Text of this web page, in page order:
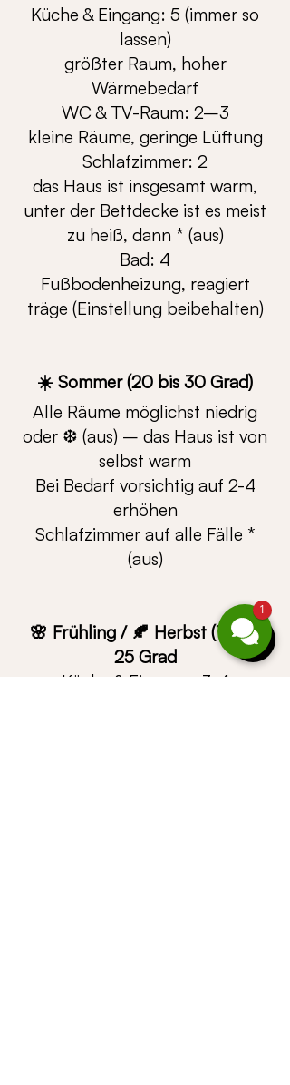
Küche & Eingang: 5 (immer so
lassen)
größter Raum, hoher
Wärmebedarf
WC & TV-Raum: 2–3
kleine Räume, geringe Lüftung
Schlafzimmer: 2
das Haus ist insgesamt warm,
unter der Bettdecke ist es meist
zu heiß, dann * (aus)
Bad: 4
Fußbodenheizung, reagiert
träge (Einstellung beibehalten)
☀️ Sommer (20 bis 30 Grad)
Alle Räume möglichst niedrig
oder ❆ (aus) – das Haus ist von
selbst warm
Bei Bedarf vorsichtig auf 2-4
erhöhen
Schlafzimmer auf alle Fälle *
(aus)
🌸 Frühling / 🍂 Herbst (10 bis
25 Grad
Küche & Eingang: 3-4
1